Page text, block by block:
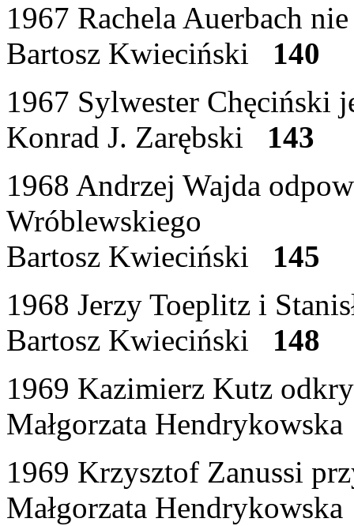
1967 Rachela Auerbach
Bartosz Kwieciński 140
1967 Sylwester Chęciński
Konrad J. Zarębski 143
1968 Andrzej Wajda
Wróblewskiego
Bartosz Kwieciński 145
1968 Jerzy Toeplitz i
Bartosz Kwieciński 148
1969 Kazimierz Kutz
Małgorzata
1969 Krzysztof Zanussi
Małgorzata